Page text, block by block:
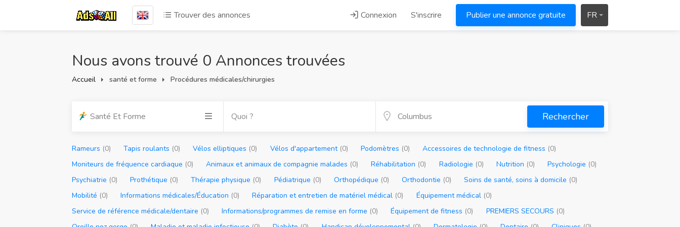
Trouver des annonces Connexion S'inscrire Publier une annonce gratuite FR
Nous avons trouvé 0 Annonces trouvées
Accueil santé et forme Procédures médicales/chirurgies
Santé Et Forme Rechercher
Rameurs (0) Tapis roulants (0) Vélos elliptiques (0) Vélos d'appartement (0) Podomètres (0) Accessoires de technologie de fitness (0)
Moniteurs de fréquence cardiaque (0) Animaux et animaux de compagnie malades (0) Réhabilitation (0) Radiologie (0) Nutrition (0) Psychologie (0)
Psychiatrie (0) Prothétique (0) Thérapie physique (0) Pédiatrique (0) Orthopédique (0) Orthodontie (0) Soins de santé, soins à domicile (0)
Mobilité (0) Informations médicales/Éducation (0) Réparation et entretien de matériel médical (0) Équipement médical (0)
Service de référence médicale/dentaire (0) Informations/programmes de remise en forme (0) Équipement de fitness (0) PREMIERS SECOURS (0)